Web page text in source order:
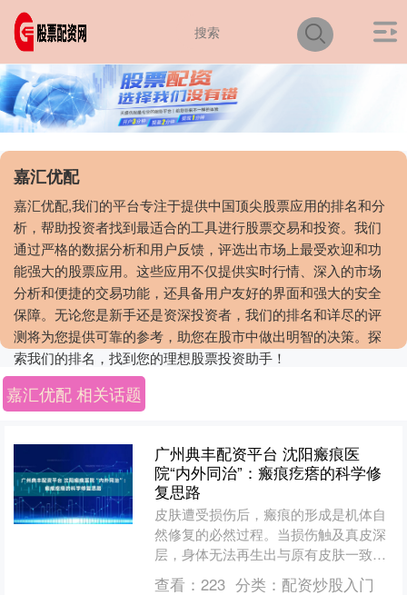
嘉汇优配
嘉汇优配,我们的平台专注于提供中国顶尖股票应用的排名和分
析，帮助投资者找到最适合的工具进行股票交易和投资。我们
通过严格的数据分析和用户反馈，评选出市场上最受欢迎和功
能强大的股票应用。这些应用不仅提供实时行情、深入的市场
分析和便捷的交易功能，还具备用户友好的界面和强大的安全
保障。无论您是新手还是资深投资者，我们的排名和详尽的评
测将为您提供可靠的参考，助您在股市中做出明智的决策。探
索我们的排名，找到您的理想股票投资助手！
嘉汇优配 相关话题
广州典丰配资平台 沈阳瘢痕医
院“内外同治”：瘢痕疙瘩的科学修
复思路
皮肤遭受损伤后，瘢痕的形成是机体自
然修复的必然过程。当损伤触及真皮深
层，身体无法再生出与原有皮肤一致的
组织，便会启动纤维性修复机制。这一
查看： 223 分类： 配资炒股入门